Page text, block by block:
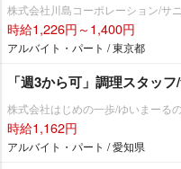
株式会社川島コーポレーション/サ
時給1,226円～1,400円
アルバイト・パート / 東京都
「週3から可」調理スタッ
株式会社はじめの一歩/ゆいまーる
時給1,162円
アルバイト・パート / 愛知県